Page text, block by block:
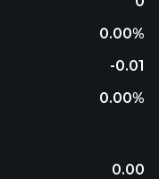
0.00%
-0.01
0.00%
0.00